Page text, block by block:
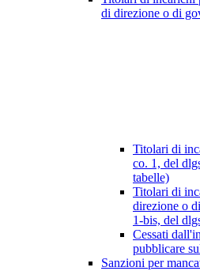
di direzione o di
Titolari di
co. 1, del
tabelle)
Titolari di
direzione o
1-bis, del
Cessati
pubblicare
Sanzioni per